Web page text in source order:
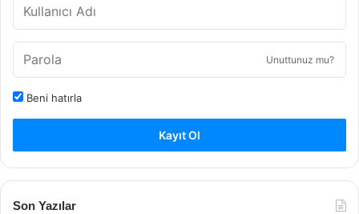
Unuttunuz mu?
Beni hatırla
Kayıt Ol
Son Yazılar